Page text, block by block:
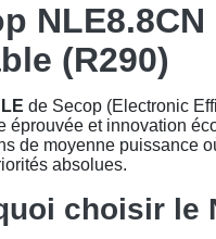
(R290)
de Secop (Electronic
éprouvée et innovation
de moyenne puissance
absolues.
choisir le